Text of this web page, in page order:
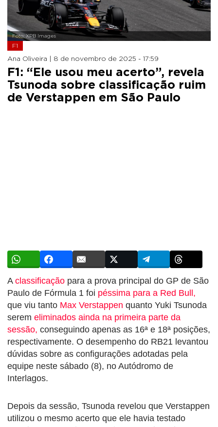
Foto: XPB Images
F1
Ana Oliveira | 8 de novembro de 2025 - 17:59
F1: “Ele usou meu acerto”, revela
Tsunoda sobre classificação ruim
de Verstappen em São Paulo
A classificação para a prova principal do GP de São
Paulo de Fórmula 1 foi péssima para a Red Bull,
que viu tanto Max Verstappen quanto Yuki Tsunoda
serem eliminados ainda na primeira parte da
sessão, conseguindo apenas as 16ª e 18ª posições,
respectivamente. O desempenho do RB21 levantou
dúvidas sobre as configurações adotadas pela
equipe neste sábado (8), no Autódromo de
Interlagos.
Depois da sessão, Tsunoda revelou que Verstappen
utilizou o mesmo acerto que ele havia testado